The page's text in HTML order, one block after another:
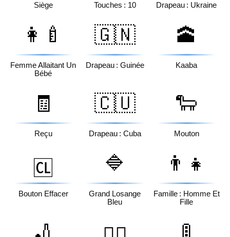
Siège Touches : 10 Drapeau : Ukraine
👩‍🍼
Femme Allaitant Un
Bébé
🇬🇳
Drapeau : Guinée
🕋
Kaaba
🧾
Reçu
🇨🇺
Drapeau : Cuba
🐑
Mouton
🆑
Bouton Effacer
🔷
Grand Losange
Bleu
👨‍👧
Famille : Homme Et
Fille
🏏 🚦